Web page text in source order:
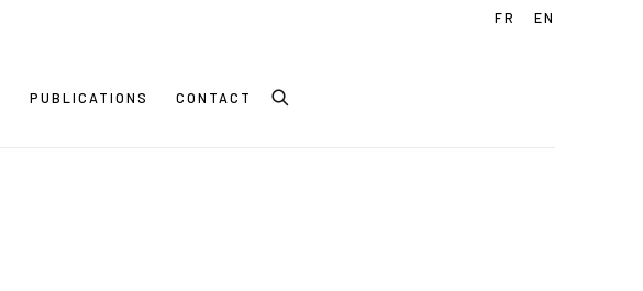
PUBLICATIONS CONTACT
FR EN